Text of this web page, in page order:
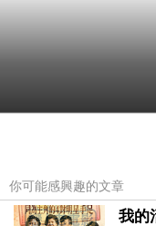
你可能感興趣的文章
我的